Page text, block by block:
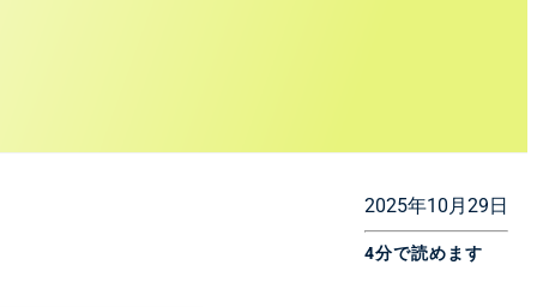
2025年10月29日
4分で読めます